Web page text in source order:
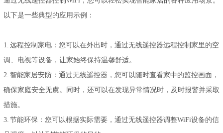
以下是一些典型的应用示例：
1. 远程控制家电：您可以在外出时，通过无线遥控器远程控制家里的空
调、电视等设备，让家始终保持温馨舒适。
2. 智能家居安防：通过无线遥控器，您可以随时查看家中的监控画面，
确保家庭安全无虞。同时，还可以在发现异常情况时，及时报警并采取
措施。
3. 节能环保：您可以根据实际需要，通过无线遥控器调整WiFi设备的信